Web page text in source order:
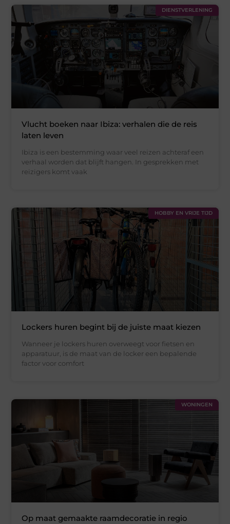
DIENSTVERLENING
Vlucht boeken naar Ibiza: verhalen die de reis
laten leven
Ibiza is een bestemming waar veel reizen achteraf een
verhaal worden dat blijft hangen. In gesprekken met
reizigers komt vaak
HOBBY EN VRIJE TIJD
Lockers huren begint bij de juiste maat kiezen
Wanneer je lockers huren overweegt voor fietsen en
apparatuur, is de maat van de locker een bepalende
factor voor comfort
WONINGEN
Op maat gemaakte raamdecoratie in regio